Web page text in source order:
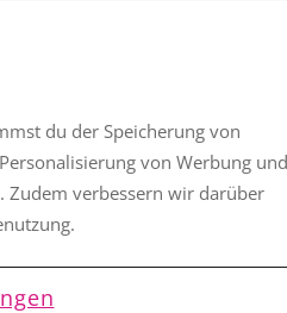
du der Speicherung von
von Werbung und
Zudem verbessern wir darüber